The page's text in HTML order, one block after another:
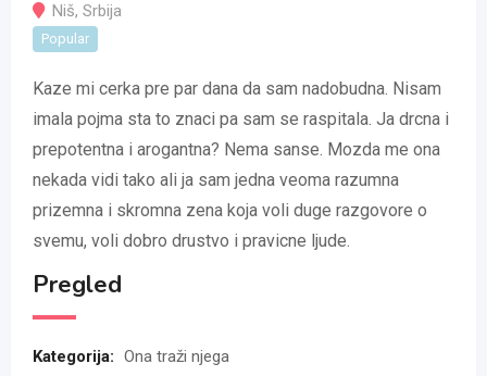
Niš, Srbija
Popular
Kaze mi cerka pre par dana da sam nadobudna. Nisam
imala pojma sta to znaci pa sam se raspitala. Ja drcna i
prepotentna i arogantna? Nema sanse. Mozda me ona
nekada vidi tako ali ja sam jedna veoma razumna
prizemna i skromna zena koja voli duge razgovore o
svemu, voli dobro drustvo i pravicne ljude.
Pregled
Kategorija: Ona traži njega